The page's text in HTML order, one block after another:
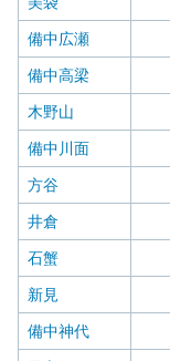
備中広瀬
備中高梁
木野山
備中川面
方谷
井倉
石蟹
新見
備中神代